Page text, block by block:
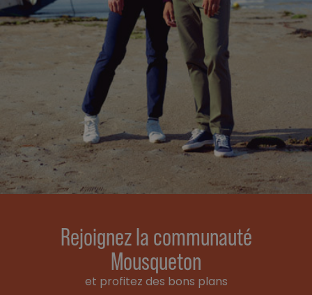
Rejoignez la communauté
Mousqueton
et profitez des bons plans